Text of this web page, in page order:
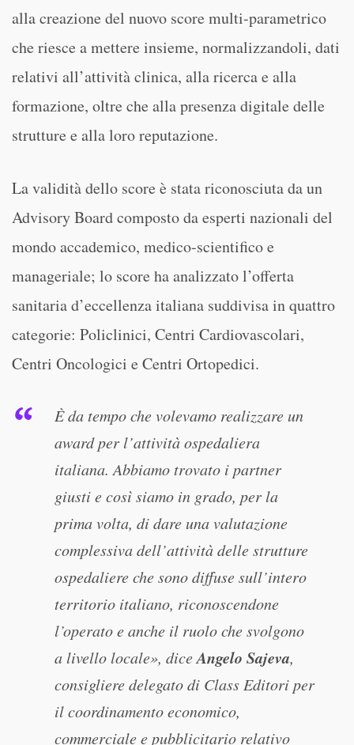
alla creazione del nuovo score multi-parametrico
che riesce a mettere insieme, normalizzandoli, dati
relativi all’attività clinica, alla ricerca e alla
formazione, oltre che alla presenza digitale delle
strutture e alla loro reputazione.
La validità dello score è stata riconosciuta da un
Advisory Board composto da esperti nazionali del
mondo accademico, medico-scientifico e
manageriale; lo score ha analizzato l’offerta
sanitaria d’eccellenza italiana suddivisa in quattro
categorie: Policlinici, Centri Cardiovascolari,
Centri Oncologici e Centri Ortopedici.
È da tempo che volevamo realizzare un
award per l’attività ospedaliera
italiana. Abbiamo trovato i partner
giusti e così siamo in grado, per la
prima volta, di dare una valutazione
complessiva dell’attività delle strutture
ospedaliere che sono diffuse sull’intero
territorio italiano, riconoscendone
l’operato e anche il ruolo che svolgono
a livello locale», diceAngelo Sajeva,
consigliere delegato di Class Editori per
il coordinamento economico,
commerciale e pubblicitario relativo